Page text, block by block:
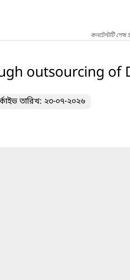
কনটেন্টটি শেষ
outsourcing of
তারিখ: ২৩-০৭-২০২৬